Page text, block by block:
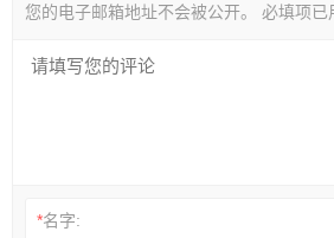
您的电子邮箱地址不会被公开。 必填项已
*名字: